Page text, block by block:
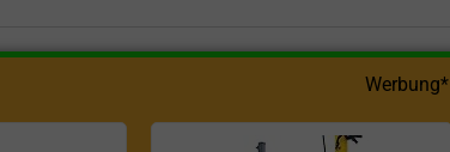
Werbung*